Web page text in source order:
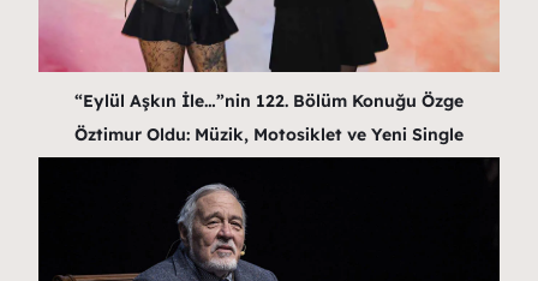
“Eylül Aşkın İle…”nin 122. Bölüm Konuğu Özge
Öztimur Oldu: Müzik, Motosiklet ve Yeni Single